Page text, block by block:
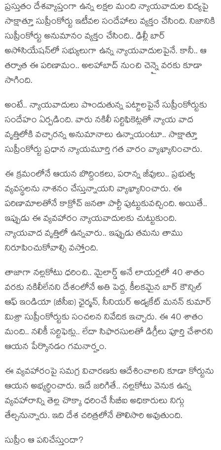
ప్ర‌స్తుతం దేశ‌వ్యాప్తంగా ఉన్న ల‌క్షల మంది న్యాయ‌వాదుల విద్య‌పై
సాక్షాత్తూ సుప్రీంకోర్టు ఇటీవ‌ల సందేహాలు వ్య‌క్తం చేసింది. నిజానికి
సుప్రీంకోర్టు అనుమానం వ్య‌క్తం చేసింది.. ఢిల్లీ బార్
అసోసియేష‌న్‌లో స‌భ్యులుగా ఉన్న న్యాయ‌వాదుల‌పైనే. కానీ.. ఆ
త‌ర్వాత ఈ ప‌రిణామం.. అల‌హాబాద్ నుంచి చెన్నై వ‌ర‌కు కూడా
సాగింది.
అంటే.. న్యాయ‌వాదులు పొందుతున్న ప‌ట్టాలపైనే సుప్రీంకోర్టుకు
సందేహం ఏర్ప‌డింది. వారు న‌కిలీ స‌ర్టిఫికెట్ల‌తో న్యాయ వాద
వృత్తిలోకి వ‌చ్చార‌న్న అనుమానాలు ఉన్నాయంటూ.. సాక్షాత్తూ
సుప్రీంకోర్టు ప్ర‌ధాన న్యాయ‌మూర్తి గ‌త వారం వ్యాఖ్యానించారు.
ఈ క్ర‌మంలోనే ఆయ‌న బొద్దింక‌లు, ప‌రాన్న జీవులు.. ప్ర‌భుత్వ
వ్య‌వ‌స్థ‌ల‌ను నాశ‌నం చేస్తున్నాయ‌ని వ్యాఖ్యానించారు. ఈ
ప‌రిణామాల‌తోనే కాక్రోచ్ జ‌న‌తా పార్టీ పుట్టుకువ‌చ్చింది. అయితే..
ఇప్పుడు ఈ వ్య‌వ‌హారం న్యాయవాదుల‌కు చుట్టుకుంది.
న్యాయ‌వాద వృత్తిలో ఉన్న‌వారు.. ఇప్పుడు త‌మ‌ను తాము
నిరూపించుకోవాల్సి వ‌స్తోంది.
తాజాగా న‌ల్ల‌కోటు ధ‌రించి.. మైలార్డ్ అనే లాయ‌ర్ల‌లో 40 శాతం
వ‌ర‌కు న‌కిలీలేన‌ని దేశంలోనే అతి పెద్ద‌, కీల‌క‌మైన‌ బార్ కౌన్సిల్
ఆఫ్ ఇండియా (బీసీఐ) ఛైర్మన్, సీనియర్ అడ్వకేట్ మనన్ కుమార్
మిశ్రా సుప్రీంకోర్టుకు సంచలన నివేదిక ఇచ్చారు. ఈ 40 శాతం
మంది.. న‌లికీ స‌ర్టిఫెక్లు.. లేదా సిఫార‌సుల‌తో డిగ్రీలు పూర్తి చేశార‌ని
ఆయ‌న పేర్కొన‌డం గ‌మ‌నార్హం.
ఈ వ్య‌వ‌హారంపై స‌మ‌గ్ర విచార‌ణ‌కు ఆదేశించాల‌ని కూడా కోర్టును
ఆయ‌న అభ్య‌ర్థించారు. ఇదే జ‌రిగితే.. న‌ల్ల‌కోటు వెనుక ఉన్న
వ్య‌వ‌హారాన్ని తెల్ల చొక్కా ధ‌రించే సీబీఐ అధికారులు నిగ్గు
తేల్చ‌నున్నారు. ఇది దేశ చ‌రిత్ర‌లోనే తొలిసారి అవుతుంది.
సుప్రీం ఆ ప‌నిచేస్తుందా?